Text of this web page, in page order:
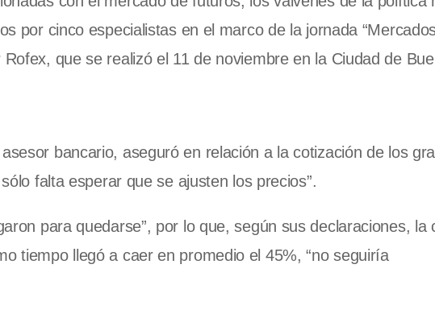
por cinco especialistas en el marco de la jornada
que se realizó el 11 de noviembre en la Ciudad de
bancario, aseguró en relación a la cotización de los
falta esperar que se ajusten los precios”.
para quedarse”, por lo que, según sus declaraciones, la
tiempo llegó a caer en promedio el 45%, “no seguiría